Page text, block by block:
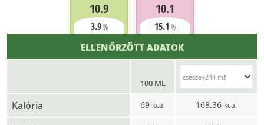
10.9
3.9%
10.1
15.1 %
ELLENŐRZÖTT ADATOK
100 ML
Kalória 69 kcal 168.36 kcal